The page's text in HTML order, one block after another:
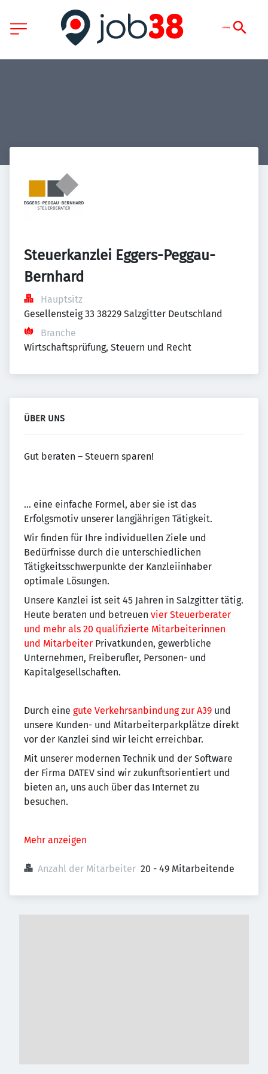
Steuerkanzlei Eggers-Peggau-
Bernhard
Hauptsitz
Gesellensteig 33 38229 Salzgitter Deutschland
Branche
Wirtschaftsprüfung, Steuern und Recht
ÜBER UNS
Gut beraten – Steuern sparen!
… eine einfache Formel, aber sie ist das
Erfolgsmotiv unserer langjährigen Tätigkeit.
Wir finden für Ihre individuellen Ziele und
Bedürfnisse durch die unterschiedlichen
Tätigkeitsschwerpunkte der Kanzleiinhaber
optimale Lösungen.
Unsere Kanzlei ist seit 45 Jahren in Salzgitter tätig.
Heute beraten und betreuen vier Steuerberater
und mehr als 20 qualifizierte Mitarbeiterinnen
und Mitarbeiter Privatkunden, gewerbliche
Unternehmen, Freiberufler, Personen- und
Kapitalgesellschaften.
Durch eine gute Verkehrsanbindung zur A39 und
unsere Kunden- und Mitarbeiterparkplätze direkt
vor der Kanzlei sind wir leicht erreichbar.
Mit unserer modernen Technik und der Software
der Firma DATEV sind wir zukunftsorientiert und
bieten an, uns auch über das Internet zu
besuchen.
Mehr anzeigen
Anzahl der Mitarbeiter 20 - 49 Mitarbeitende